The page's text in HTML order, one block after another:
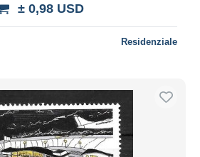
± 0,98 USD
Residenziale